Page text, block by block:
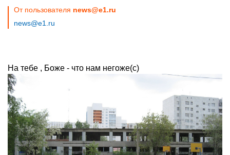
От пользователя news@e1.ru
news@e1.ru
На тебе , Боже - что нам негоже(с)